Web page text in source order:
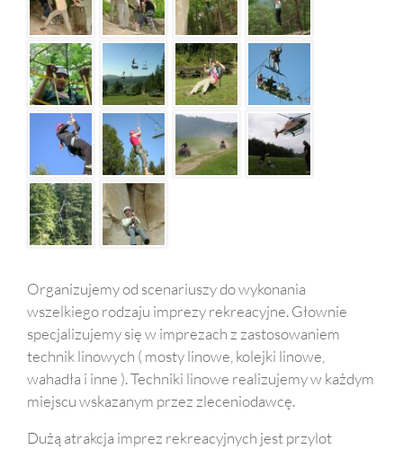
Organizujemy od scenariuszy do wykonania
wszelkiego rodzaju imprezy rekreacyjne. Głownie
specjalizujemy się w imprezach z zastosowaniem
technik linowych ( mosty linowe, kolejki linowe,
wahadła i inne ). Techniki linowe realizujemy w każdym
miejscu wskazanym przez zleceniodawcę.
Dużą atrakcja imprez rekreacyjnych jest przylot